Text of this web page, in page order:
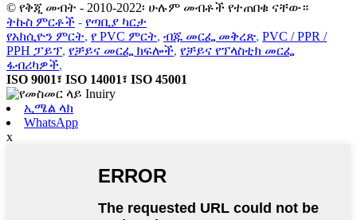
© የቅጂ መብት - 2010-2022፡ ሁሉም መብቶች የተጠበቁ ናቸው።
ትኩስ ምርቶች - የጣቢያ ካርታ
የአክሲዮን ምርት, የ PVC ምርት, ብጁ መርፌ መቅረጽ, PVC / PPR /
PPH ፓይፕ, የቻይና መርፌ ክፍሎች, የቻይና የፕላስቲክ መርፌ
ፋብሪካዎች,
ISO 9001፣ ISO 14001፣ ISO 45001
ኢሜል ላክ
WhatsApp
x